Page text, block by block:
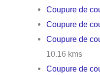
Coupure de
Coupure de
Coupure de
10.16 kms
Coupure de